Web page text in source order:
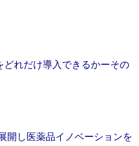
れだけ導入できるかーその
開し医薬品イノベーションを